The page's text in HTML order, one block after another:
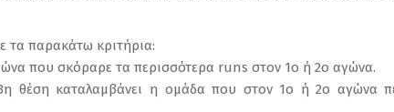
τα παρακάτω κριτήρια:
που σκόραρε τα περισσότερα runs στον 1ο ή 2ο αγώνα.
θέση καταλαμβάνει η ομάδα που στον 1ο ή 2ο αγώνα